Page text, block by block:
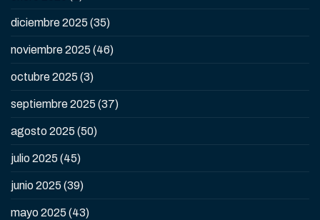
diciembre 2025 (35)
noviembre 2025 (46)
octubre 2025 (3)
septiembre 2025 (37)
agosto 2025 (50)
julio 2025 (45)
junio 2025 (39)
mayo 2025 (43)